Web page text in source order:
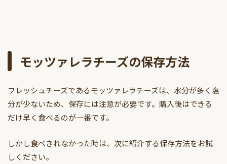
モッツァレラチーズの保存方法
フレッシュチーズであるモッツァレラチーズは、水分が多く塩
分が少ないため、保存には注意が必要です。購入後はできる
だけ早く食べるのが一番です。
しかし食べきれなかった時は、次に紹介する保存方法をお試
しください。